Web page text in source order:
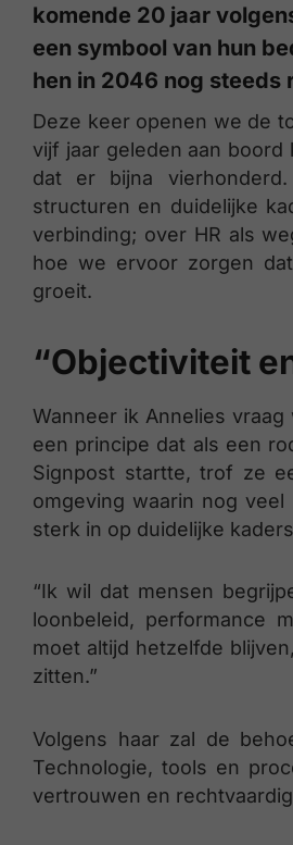
komende 20 jaar
een symbool van hun
hen in 2046 nog steeds
Deze keer openen we de
vijf jaar geleden aan boord
dat er bijna
structuren en duidelijke
verbinding; over HR als
hoe we ervoor zorgen
groeit.
“Objectiviteit
Wanneer ik Annelies
een principe dat als een
Signpost startte, trof ze
omgeving waarin nog
sterk in op duidelijke
“Ik wil dat mensen
loonbeleid, performance
moet altijd hetzelfde
zitten.”
Volgens haar zal de
Technologie, tools en
vertrouwen en